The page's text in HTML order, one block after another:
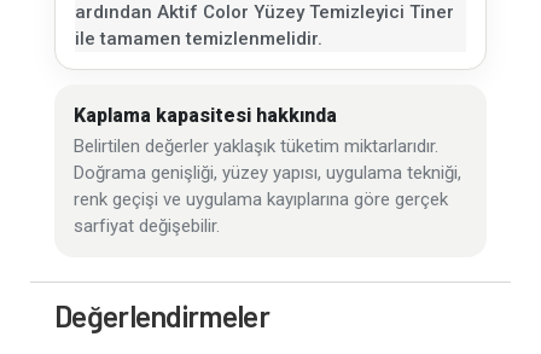
ardından Aktif Color Yüzey Temizleyici Tiner
ile tamamen temizlenmelidir.
Kaplama kapasitesi hakkında
Belirtilen değerler yaklaşık tüketim miktarlarıdır.
Doğrama genişliği, yüzey yapısı, uygulama tekniği,
renk geçişi ve uygulama kayıplarına göre gerçek
sarfiyat değişebilir.
Değerlendirmeler